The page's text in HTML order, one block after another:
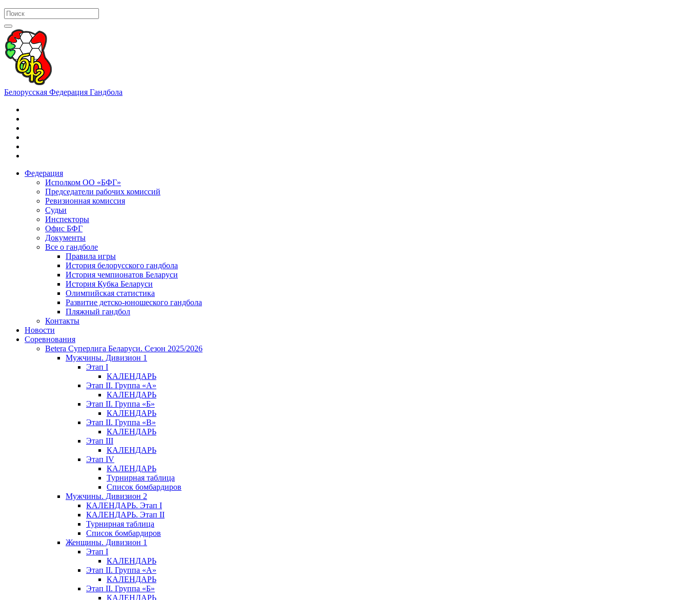
Белорусская Федерация Гандбола
Федерация
Исполком ОО «БФГ»
Председатели рабочих комиссий
Ревизионная комиссия
Судьи
Инспекторы
Офис БФГ
Документы
Все о гандболе
Правила игры
История белорусского гандбола
История чемпионатов Беларуси
История Кубка Беларуси
Олимпийская статистика
Развитие детско-юношеского гандбола
Пляжный гандбол
Контакты
Новости
Соревнования
Betera Суперлига Беларуси. Сезон 2025/2026
Мужчины. Дивизион 1
Этап I
КАЛЕНДАРЬ
Этап II. Группа «А»
КАЛЕНДАРЬ
Этап II. Группа «Б»
КАЛЕНДАРЬ
Этап II. Группа «В»
КАЛЕНДАРЬ
Этап III
КАЛЕНДАРЬ
Этап IV
КАЛЕНДАРЬ
Турнирная таблица
Список бомбардиров
Мужчины. Дивизион 2
КАЛЕНДАРЬ. Этап I
КАЛЕНДАРЬ. Этап II
Турнирная таблица
Список бомбардиров
Женщины. Дивизион 1
Этап I
КАЛЕНДАРЬ
Этап II. Группа «А»
КАЛЕНДАРЬ
Этап II. Группа «Б»
КАЛЕНДАРЬ